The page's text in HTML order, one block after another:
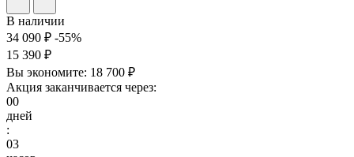
В наличии
34 090 ₽ -55%
15 390 ₽
Вы экономите: 18 700 ₽
Акция заканчивается через:
00
дней
:
03